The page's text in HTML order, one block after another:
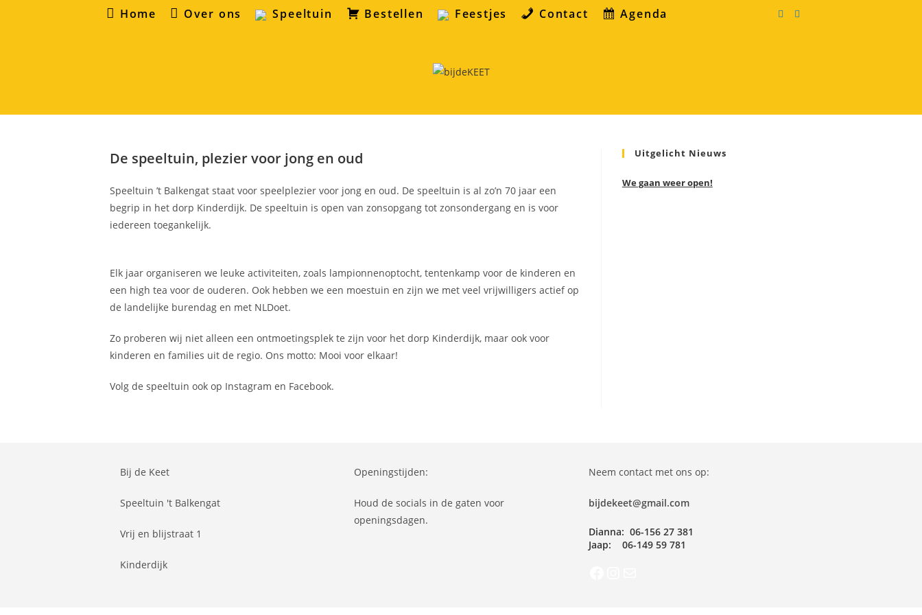
Home Over ons Speeltuin Bestellen Feestjes Contact Agenda
Uitgelicht Nieuws
We gaan weer open!
De speeltuin, plezier voor jong en oud
Speeltuin ’t Balkengat staat voor speelplezier voor jong en oud. De speeltuin is al zo’n 70 jaar een
begrip in het dorp Kinderdijk. De speeltuin is open van zonsopgang tot zonsondergang en is voor
iedereen toegankelijk.
Elk jaar organiseren we leuke activiteiten, zoals lampionnenoptocht, tentenkamp voor de kinderen en
een high tea voor de ouderen. Ook hebben we een moestuin en zijn we met veel vrijwilligers actief op
de landelijke burendag en met NLDoet.
Zo proberen wij niet alleen een ontmoetingsplek te zijn voor het dorp Kinderdijk, maar ook voor
kinderen en families uit de regio. Ons motto: Mooi voor elkaar!
Volg de speeltuin ook op Instagram en Facebook.
Bij de Keet
Speeltuin 't Balkengat
Vrij en blijstraat 1
Kinderdijk
Openingstijden:
Houd de socials in de gaten voor
openingsdagen.
Neem contact met ons op:
bijdekeet@gmail.com
Dianna: 06-156 27 381
Jaap: 06-149 59 781